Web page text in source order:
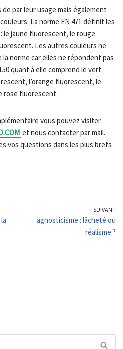
par leur usage mais également
La norme EN 471 définit les
le jaune fluorescent, le rouge
Les autres couleurs ne
norme car elles ne répondent pas
quant à elle comprend le vert
l’orange fluorescent, le
rose fluorescent.
vous pouvez visiter
et nous contacter par mail.
vos questions dans les plus brefs
SUIVANT
agnosticisme : lâcheté ou
réalisme ?